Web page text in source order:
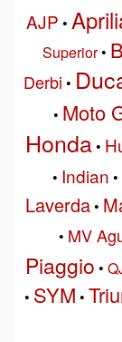
AJP •
Superior•
Derbi •
• Moto
Honda•
• Indian •
Laverda•
• MV
Piaggio •
• SYM •